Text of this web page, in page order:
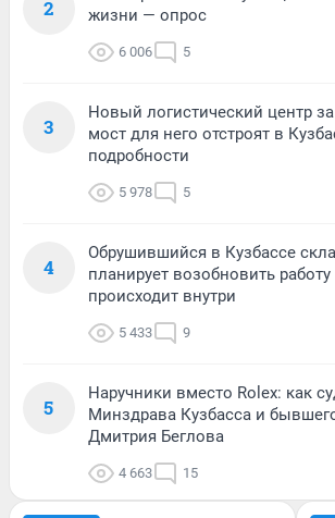
2
жизни — опрос
6 006 5
3
Новый логистический центр
мост для него отстроят в
подробности
5 978 5
4
Обрушившийся в Кузбассе
планирует возобновить
происходит внутри
5 433 9
5
Наручники вместо Rolex: как
Минздрава Кузбасса и
Дмитрия Беглова
4 663 15